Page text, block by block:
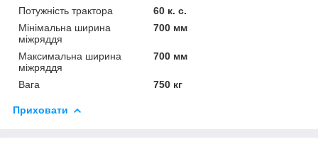
Потужність трактора
60 к. с.
Мінімальна ширина
міжряддя
700 мм
Максимальна ширина
міжряддя
700 мм
Вага 750 кг
Приховати